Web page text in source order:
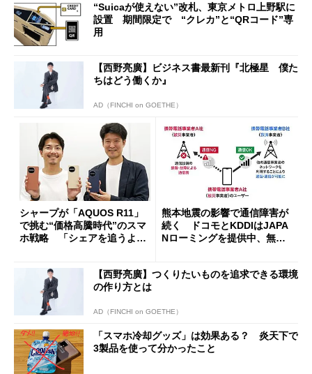
“Suicaが使えない”改札、東京メトロ上野駅に
設置 期間限定で “クレカ”と“QRコード”専
用
【西野亮廣】ビジネス書最新刊『北極星 僕た
ちはどう働くか』
AD（FINCHI on GOETHE）
シャープが「AQUOS R11」
で挑む“価格高騰時代”のスマ
ホ戦略 「シェアを追うより
熊本地震の影響で通信障害が
続く ドコモとKDDIはJAPA
Nローミングを提供中、無料
【西野亮廣】つくりたいものを追求できる環境
の作り方とは
AD（FINCHI on GOETHE）
「スマホ冷却グッズ」は効果ある？ 炎天下で
3製品を使って分かったこと